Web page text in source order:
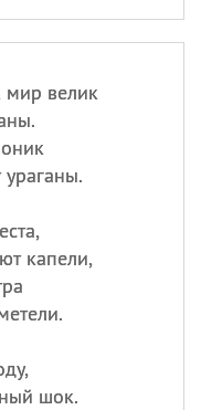
мир велик
капели,
шок.